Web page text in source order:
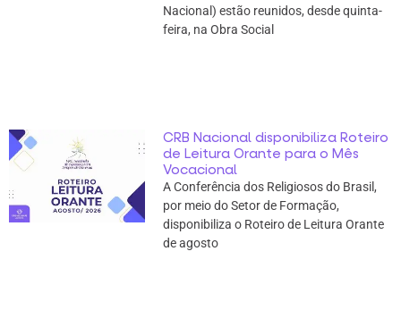
Nacional) estão reunidos, desde quinta-
feira, na Obra Social
CRB Nacional disponibiliza Roteiro
de Leitura Orante para o Mês
Vocacional
A Conferência dos Religiosos do Brasil,
por meio do Setor de Formação,
disponibiliza o Roteiro de Leitura Orante
de agosto